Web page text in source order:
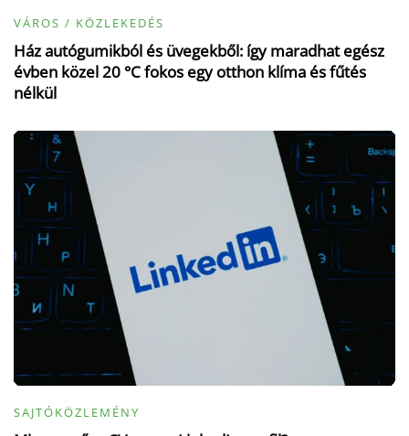
VÁROS / KÖZLEKEDÉS
Ház autógumikból és üvegekből: így maradhat egész
évben közel 20 °C fokos egy otthon klíma és fűtés
nélkül
SAJTÓKÖZLEMÉNY